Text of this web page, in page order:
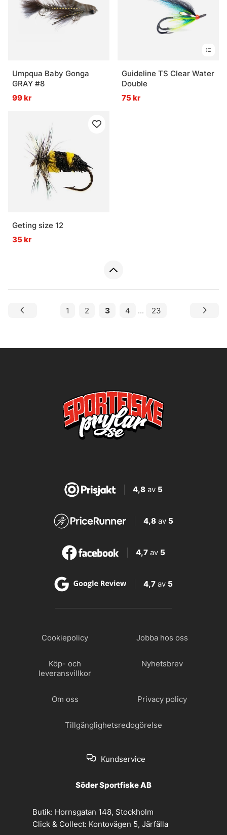
Umpqua Baby Gonga
GRAY #8
99 kr
Guideline TS Clear Water
Double
75 kr
Geting size 12
35 kr
1 2 3 4 ... 23
4,8av 5
4,8 av 5
4,7 av 5
4,7 av 5
Cookiepolicy Jobba hos oss
Köp- och
leveransvillkor
Nyhetsbrev
Om oss Privacy policy
Tillgänglighetsredogörelse
Kundservice
Söder Sportfiske AB
Butik: Hornsgatan 148, Stockholm
Click & Collect: Kontovägen 5, Järfälla